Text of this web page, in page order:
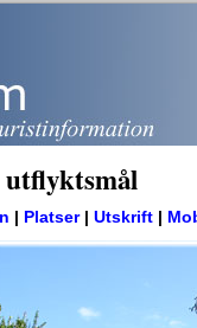
Platser| Utskrift